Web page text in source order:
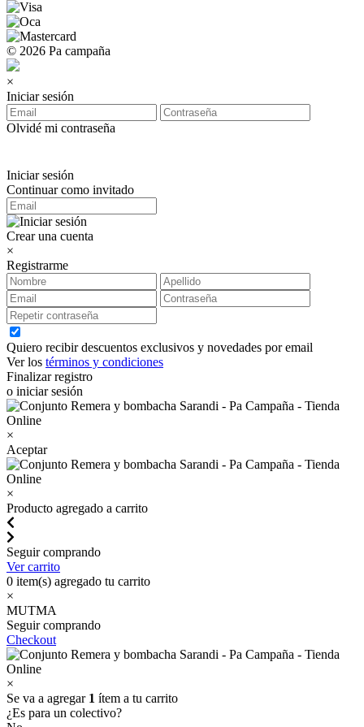
© 2026 Pa campaña
×
Iniciar sesión
Olvidé mi contraseña
Iniciar sesión
Continuar como invitado
Crear una cuenta
×
Registrarme
Quiero recibir descuentos exclusivos y novedades por email
Ver los términos y condiciones
Finalizar registro
o iniciar sesión
×
Aceptar
×
Producto agregado a carrito
Seguir comprando
Ver carrito
0 item(s) agregado tu carrito
×
MUTMA
Seguir comprando
Checkout
×
Se va a agregar 1 ítem a tu carrito
¿Es para un colectivo?